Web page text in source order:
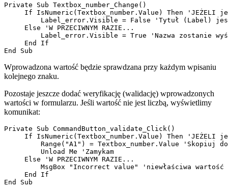
Private Sub Textbox_number_Change()
If IsNumeric(Textbox_number.Value) Then 'JEŻELI
Label_error.Visible = False 'Tytuł (Label)
     Else 'W PRZECIWNYM RAZIE...
Label_error.Visible = True 'Nazwa zostanie
     End If
Wprowadzona wartość będzie sprawdzana przy każdym wpisaniu
kolejnego znaku.
Pozostaje jeszcze dodać weryfikację (walidację) wprowadzonych
wartości w formularzu. Jeśli wartość nie jest liczbą, wyświetlimy
komunikat:
Private Sub CommandButton_validate_Click()
If IsNumeric(Textbox_number.Value) Then 'JEŻELI
Range("A1") = Textbox_number.Value 'Skopiuj
         Unload Me 'Zamykam
     Else 'W PRZECIWNYM RAZIE...
         MsgBox "Incorrect value" 'niewłaściwa wartość
     End If